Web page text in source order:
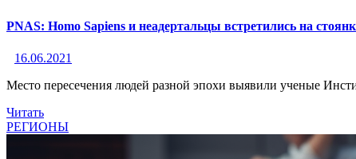
PNAS: Homo Sapiens и неадертальцы встретились на
16.06.2021
Место пересечения людей разной эпохи выявили ученые
Читать
РЕГИОНЫ